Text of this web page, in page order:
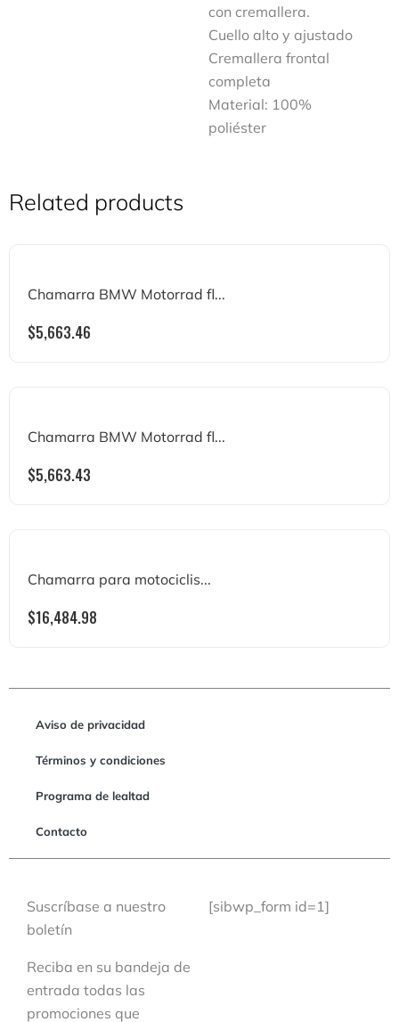
con cremallera.
Cuello alto y ajustado
Cremallera frontal
completa
Material: 100%
poliéster
Related products
Chamarra BMW Motorrad fl...
$5,663.46
Chamarra BMW Motorrad fl...
$5,663.43
Chamarra para motociclis...
$16,484.98
Aviso de privacidad
Términos y condiciones
Programa de lealtad
Contacto
Suscríbase a nuestro
boletín
Reciba en su bandeja de
entrada todas las
promociones que
[sibwp_form id=1]